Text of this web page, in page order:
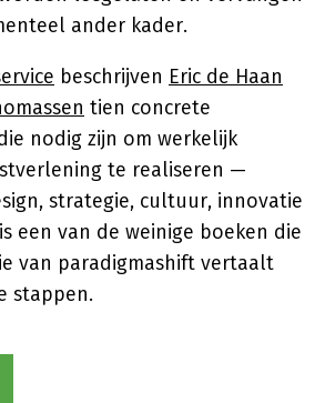
ander kader.
beschrijven Eric de Haan
tien concrete
nodig zijn om werkelijk
te realiseren —
strategie, cultuur, innovatie
een van de weinige boeken die
van paradigmashift vertaalt
stappen.